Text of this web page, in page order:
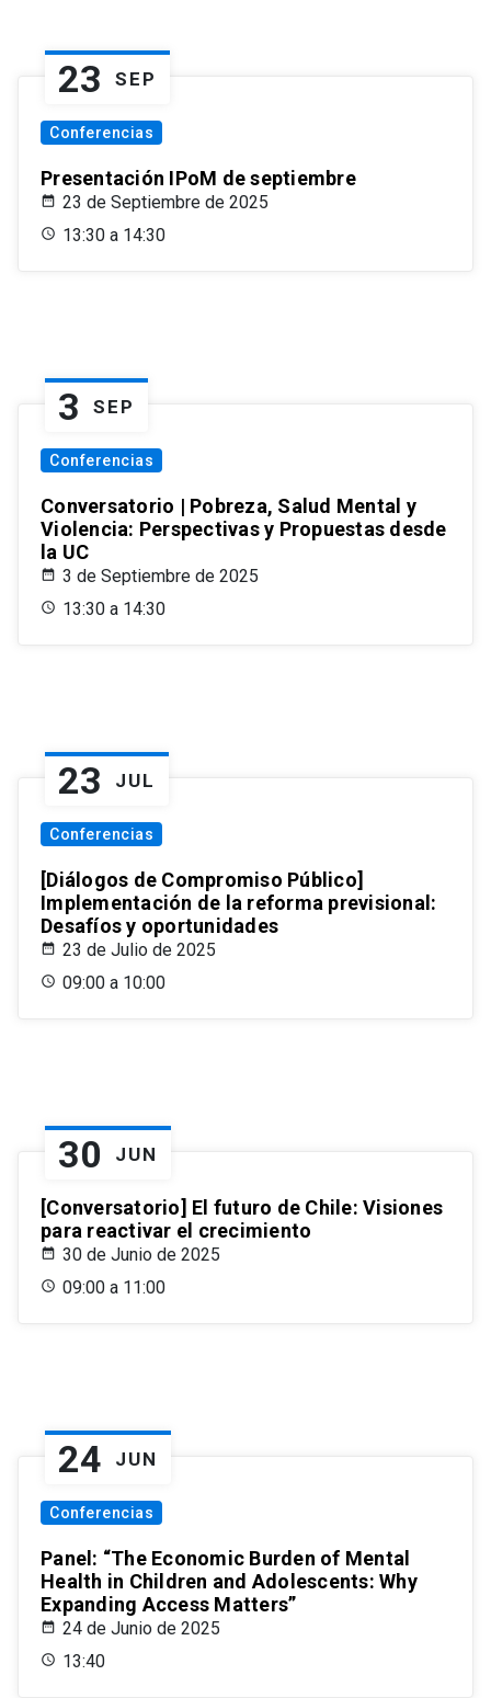
23 SEP
Conferencias
Presentación IPoM de septiembre
23 de Septiembre de 2025
13:30 a 14:30
3 SEP
Conferencias
Conversatorio | Pobreza, Salud Mental y
Violencia: Perspectivas y Propuestas desde
la UC
3 de Septiembre de 2025
13:30 a 14:30
23 JUL
Conferencias
[Diálogos de Compromiso Público]
Implementación de la reforma previsional:
Desafíos y oportunidades
23 de Julio de 2025
09:00 a 10:00
30 JUN
[Conversatorio] El futuro de Chile: Visiones
para reactivar el crecimiento
30 de Junio de 2025
09:00 a 11:00
24 JUN
Conferencias
Panel: “The Economic Burden of Mental
Health in Children and Adolescents: Why
Expanding Access Matters”
24 de Junio de 2025
13:40